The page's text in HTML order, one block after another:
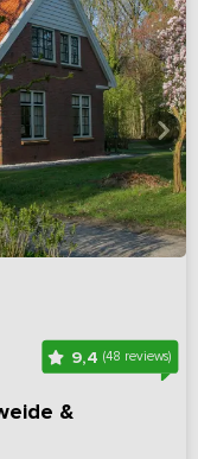
9,4 (48 reviews)
&